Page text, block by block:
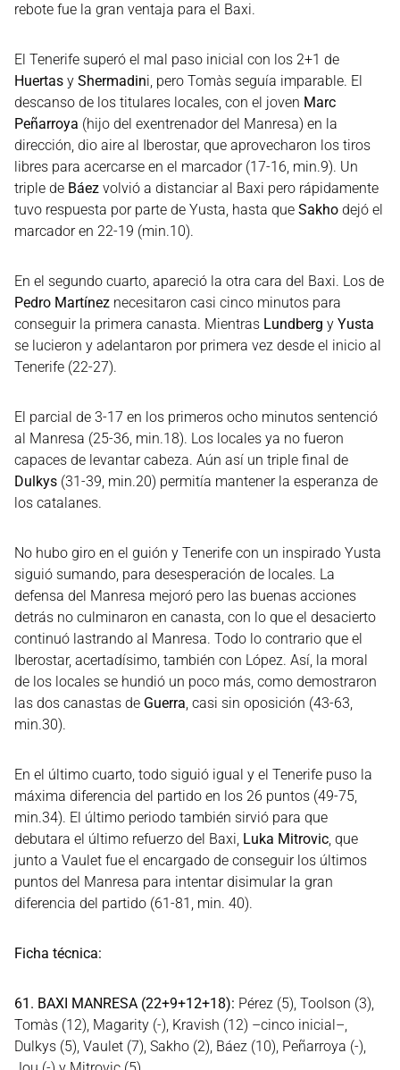
rebote fue la gran ventaja para el Baxi.
El Tenerife superó el mal paso inicial con los 2+1 de
Huertas y Shermadini, pero Tomàs seguía imparable. El
descanso de los titulares locales, con el joven Marc
Peñarroya (hijo del exentrenador del Manresa) en la
dirección, dio aire al Iberostar, que aprovecharon los tiros
libres para acercarse en el marcador (17-16, min.9). Un
triple de Báez volvió a distanciar al Baxi pero rápidamente
tuvo respuesta por parte de Yusta, hasta que Sakho dejó el
marcador en 22-19 (min.10).
En el segundo cuarto, apareció la otra cara del Baxi. Los de
Pedro Martínez necesitaron casi cinco minutos para
conseguir la primera canasta. Mientras Lundberg y Yusta
se lucieron y adelantaron por primera vez desde el inicio al
Tenerife (22-27).
El parcial de 3-17 en los primeros ocho minutos sentenció
al Manresa (25-36, min.18). Los locales ya no fueron
capaces de levantar cabeza. Aún así un triple final de
Dulkys (31-39, min.20) permitía mantener la esperanza de
los catalanes.
No hubo giro en el guión y Tenerife con un inspirado Yusta
siguió sumando, para desesperación de locales. La
defensa del Manresa mejoró pero las buenas acciones
detrás no culminaron en canasta, con lo que el desacierto
continuó lastrando al Manresa. Todo lo contrario que el
Iberostar, acertadísimo, también con López. Así, la moral
de los locales se hundió un poco más, como demostraron
las dos canastas de Guerra, casi sin oposición (43-63,
min.30).
En el último cuarto, todo siguió igual y el Tenerife puso la
máxima diferencia del partido en los 26 puntos (49-75,
min.34). El último periodo también sirvió para que
debutara el último refuerzo del Baxi, Luka Mitrovic, que
junto a Vaulet fue el encargado de conseguir los últimos
puntos del Manresa para intentar disimular la gran
diferencia del partido (61-81, min. 40).
Ficha técnica:
61. BAXI MANRESA (22+9+12+18): Pérez (5), Toolson (3),
Tomàs (12), Magarity (-), Kravish (12) –cinco inicial–,
Dulkys (5), Vaulet (7), Sakho (2), Báez (10), Peñarroya (-),